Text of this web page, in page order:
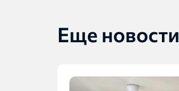
Еще новости